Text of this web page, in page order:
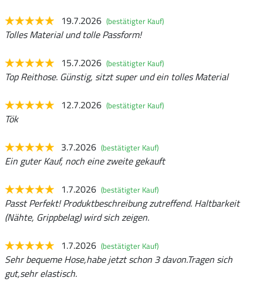
19.7.2026 (bestätigter Kauf)
Tolles Material und tolle Passform!
15.7.2026 (bestätigter Kauf)
Top Reithose. Günstig, sitzt super und ein tolles Material
12.7.2026 (bestätigter Kauf)
Tök
3.7.2026 (bestätigter Kauf)
Ein guter Kauf, noch eine zweite gekauft
1.7.2026 (bestätigter Kauf)
Passt Perfekt! Produktbeschreibung zutreffend. Haltbarkeit
(Nähte, Grippbelag) wird sich zeigen.
1.7.2026 (bestätigter Kauf)
Sehr bequeme Hose,habe jetzt schon 3 davon.Tragen sich
gut,sehr elastisch.